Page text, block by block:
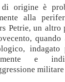
origine è
alla
Petrie, un altro
e